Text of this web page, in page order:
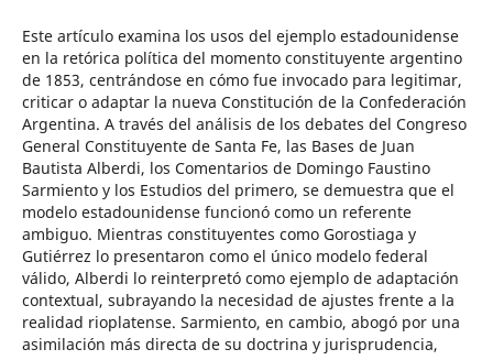
Este artículo examina los usos del ejemplo estadounidense
en la retórica política del momento constituyente argentino
de 1853, centrándose en cómo fue invocado para legitimar,
criticar o adaptar la nueva Constitución de la Confederación
Argentina. A través del análisis de los debates del Congreso
General Constituyente de Santa Fe, las Bases de Juan
Bautista Alberdi, los Comentarios de Domingo Faustino
Sarmiento y los Estudios del primero, se demuestra que el
modelo estadounidense funcionó como un referente
ambiguo. Mientras constituyentes como Gorostiaga y
Gutiérrez lo presentaron como el único modelo federal
válido, Alberdi lo reinterpretó como ejemplo de adaptación
contextual, subrayando la necesidad de ajustes frente a la
realidad rioplatense. Sarmiento, en cambio, abogó por una
asimilación más directa de su doctrina y jurisprudencia,